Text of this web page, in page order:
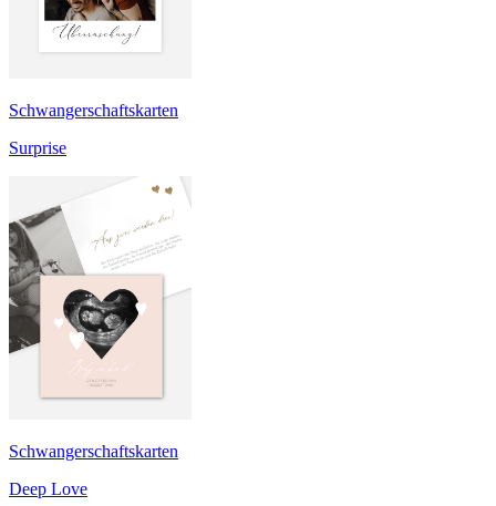
Schwangerschaftskarten
Surprise
Schwangerschaftskarten
Deep Love